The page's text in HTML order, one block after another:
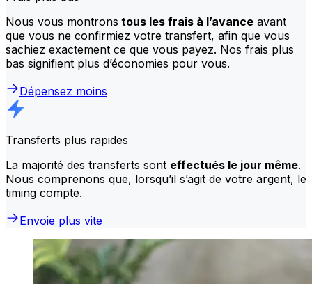
Nous vous montrons tous les frais à l’avance avant
que vous ne confirmiez votre transfert, afin que vous
sachiez exactement ce que vous payez. Nos frais plus
bas signifient plus d’économies pour vous.
Dépensez moins
Transferts plus rapides
La majorité des transferts sont effectués le jour même.
Nous comprenons que, lorsqu’il s’agit de votre argent, le
timing compte.
Envoie plus vite